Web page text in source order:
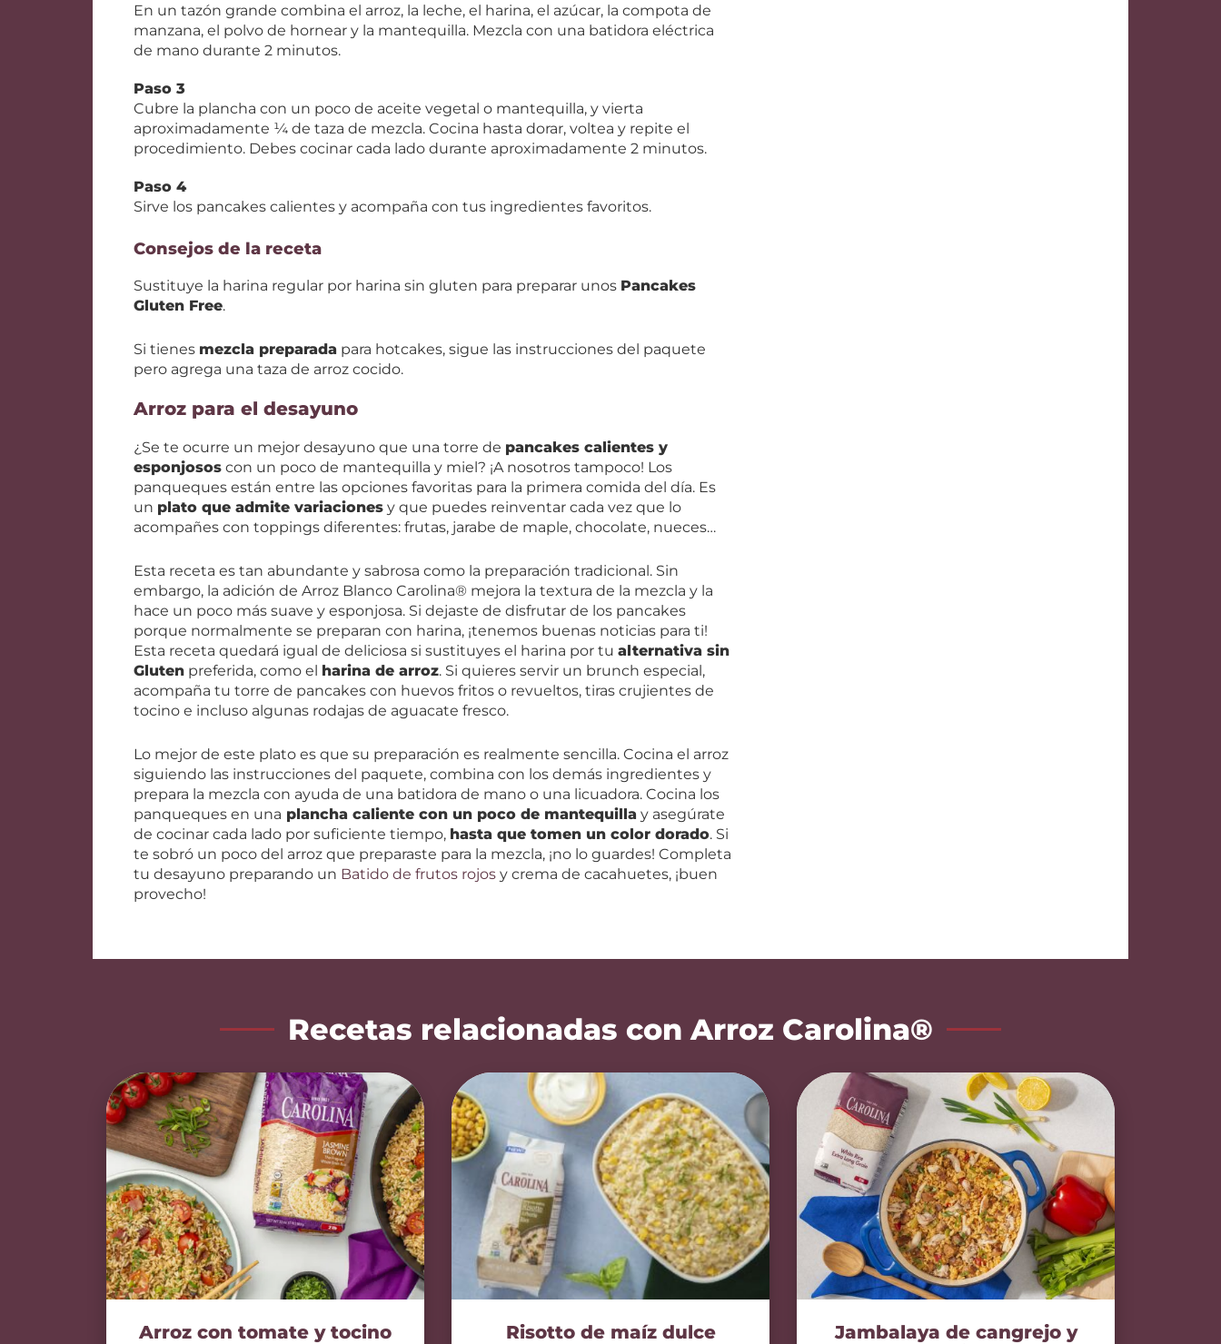
En un tazón grande combina el arroz, la leche, el harina, el azúcar, la compota de
manzana, el polvo de hornear y la mantequilla. Mezcla con una batidora eléctrica
de mano durante 2 minutos.
Paso 3
Cubre la plancha con un poco de aceite vegetal o mantequilla, y vierta
aproximadamente ¼ de taza de mezcla. Cocina hasta dorar, voltea y repite el
procedimiento. Debes cocinar cada lado durante aproximadamente 2 minutos.
Paso 4
Sirve los pancakes calientes y acompaña con tus ingredientes favoritos.
Consejos de la receta
Sustituye la harina regular por harina sin gluten para preparar unos Pancakes
Gluten Free.
Si tienes mezcla preparada para hotcakes, sigue las instrucciones del paquete
pero agrega una taza de arroz cocido.
Arroz para el desayuno
¿Se te ocurre un mejor desayuno que una torre de pancakes calientes y
esponjosos con un poco de mantequilla y miel? ¡A nosotros tampoco! Los
panqueques están entre las opciones favoritas para la primera comida del día. Es
un plato que admite variaciones y que puedes reinventar cada vez que lo
acompañes con toppings diferentes: frutas, jarabe de maple, chocolate, nueces…
Esta receta es tan abundante y sabrosa como la preparación tradicional. Sin
embargo, la adición de Arroz Blanco Carolina® mejora la textura de la mezcla y la
hace un poco más suave y esponjosa. Si dejaste de disfrutar de los pancakes
porque normalmente se preparan con harina, ¡tenemos buenas noticias para ti!
Esta receta quedará igual de deliciosa si sustituyes el harina por tu alternativa sin
Gluten preferida, como el harina de arroz. Si quieres servir un brunch especial,
acompaña tu torre de pancakes con huevos fritos o revueltos, tiras crujientes de
tocino e incluso algunas rodajas de aguacate fresco.
Lo mejor de este plato es que su preparación es realmente sencilla. Cocina el arroz
siguiendo las instrucciones del paquete, combina con los demás ingredientes y
prepara la mezcla con ayuda de una batidora de mano o una licuadora. Cocina los
panqueques en una plancha caliente con un poco de mantequilla y asegúrate
de cocinar cada lado por suficiente tiempo, hasta que tomen un color dorado. Si
te sobró un poco del arroz que preparaste para la mezcla, ¡no lo guardes! Completa
tu desayuno preparando un Batido de frutos rojos y crema de cacahuetes, ¡buen
provecho!
Recetas relacionadas con Arroz Carolina®
Arroz con tomate y tocino Risotto de maíz dulce
Jambalaya de cangrejo y